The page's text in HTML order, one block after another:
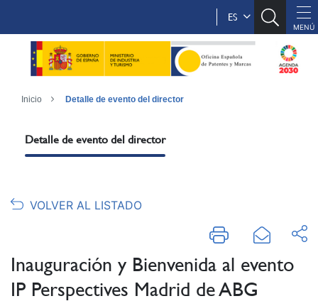
ES
Inicio Detalle de evento del director
Detalle de evento del director
VOLVER AL LISTADO
Inauguración y Bienvenida al evento
IP Perspectives Madrid de ABG